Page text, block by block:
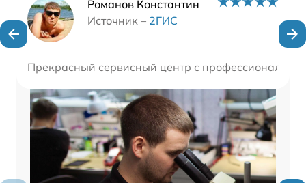
Романов Константин
Источник – 2ГИС
Прекрасный сервисный центр с
Наши мастера